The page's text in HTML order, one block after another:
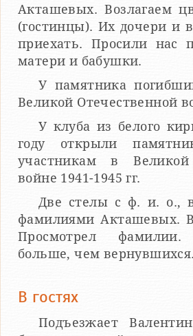
Акташевых. Возлагаем
(гостинцы). Их дочери и
приехать. Просили нас
матери и бабушки.
У памятника
Великой Отечественной
У клуба из белого
году открыли
участникам в Великой
войне 1941-1945 гг.
Две стелы с ф. и. о.,
фамилиями Акташевых.
Просмотрел
больше, чем вернувшихся.
В гостях
Подъезжает